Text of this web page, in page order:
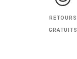
RETOURS
GRATUITS